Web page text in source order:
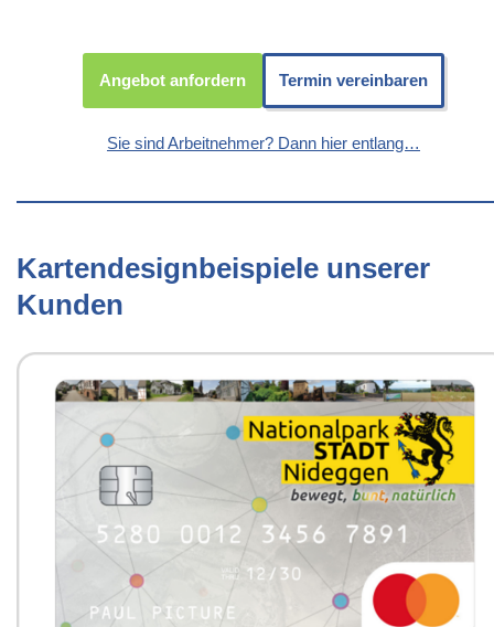
Angebot anfordern Termin vereinbaren
Sie sind Arbeitnehmer? Dann hier entlang…
Kartendesignbeispiele unserer
Kunden